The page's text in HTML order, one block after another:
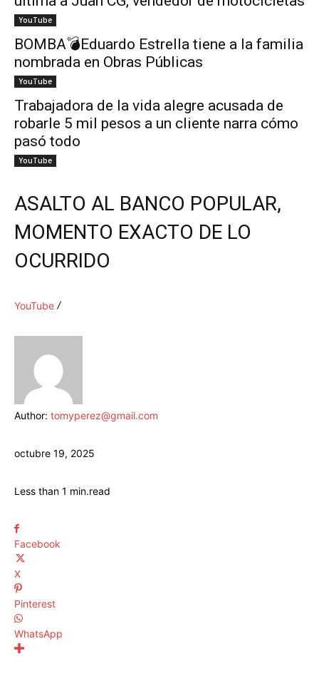
YouTube
BOMBA💣Eduardo Estrella tiene a la familia
nombrada en Obras Públicas
YouTube
Trabajadora de la vida alegre acusada de
robarle 5 mil pesos a un cliente narra cómo
pasó todo
YouTube
ASALTO AL BANCO POPULAR,
MOMENTO EXACTO DE LO
OCURRIDO
YouTube
Author: tomyperez@gmail.com
octubre 19, 2025
Less than 1 min.read
Facebook
X
Pinterest
WhatsApp